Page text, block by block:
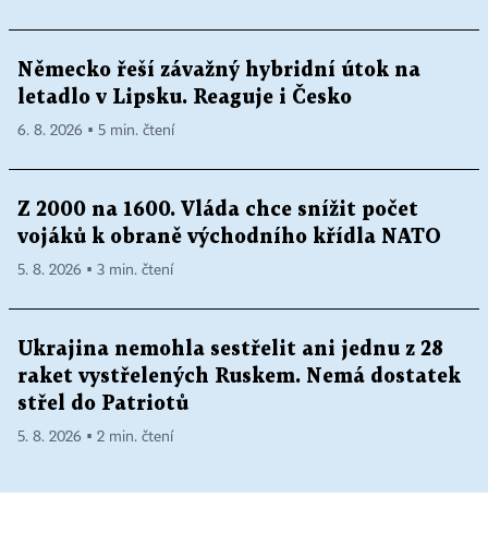
Německo řeší závažný hybridní útok na
letadlo v Lipsku. Reaguje i Česko
6. 8. 2026 ▪ 5 min. čtení
Z 2000 na 1600. Vláda chce snížit počet
vojáků k obraně východního křídla NATO
5. 8. 2026 ▪ 3 min. čtení
Ukrajina nemohla sestřelit ani jednu z 28
raket vystřelených Ruskem. Nemá dostatek
střel do Patriotů
5. 8. 2026 ▪ 2 min. čtení